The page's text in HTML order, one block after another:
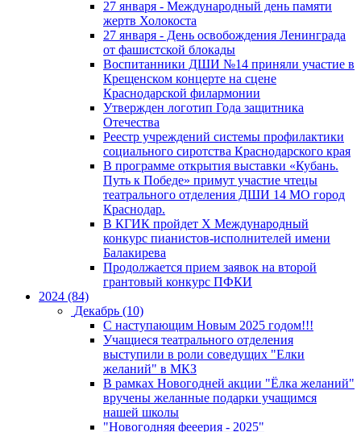
27 января - Международный день памяти
жертв Холокоста
27 января - День освобождения Ленинграда
от фашистской блокады
Воспитанники ДШИ №14 приняли участие в
Крещенском концерте на сцене
Краснодарской филармонии
Утвержден логотип Года защитника
Отечества
Реестр учреждений системы профилактики
социального сиротства Краснодарского края
В программе открытия выставки «Кубань.
Путь к Победе» примут участие чтецы
театрального отделения ДШИ 14 МО город
Краснодар.
В КГИК пройдет Х Международный
конкурс пианистов-исполнителей имени
Балакирева
Продолжается прием заявок на второй
грантовый конкурс ПФКИ
2024 (84)
Декабрь (10)
С наступающим Новым 2025 годом!!!
Учащиеся театрального отделения
выступили в роли соведущих "Елки
желаний" в МКЗ
В рамках Новогодней акции "Ёлка желаний"
вручены желанные подарки учащимся
нашей школы
"Новогодняя фееерия - 2025"